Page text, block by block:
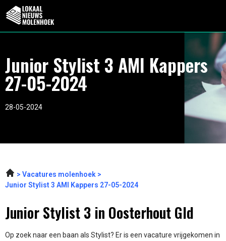
Junior Stylist 3 AMI Kappers
27-05-2024
28-05-2024
Vacatures molenhoek
Junior Stylist 3 AMI Kappers 27-05-2024
Junior Stylist 3 in Oosterhout Gld
Op zoek naar een baan als Stylist? Er is een vacature vrijgekomen in